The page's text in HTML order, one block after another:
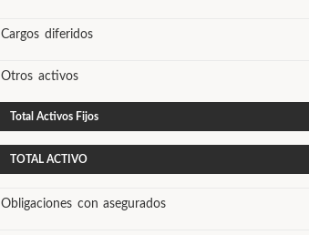
Cargos diferidos
Otros activos
Total Activos Fijos
TOTAL ACTIVO
Obligaciones con asegurados